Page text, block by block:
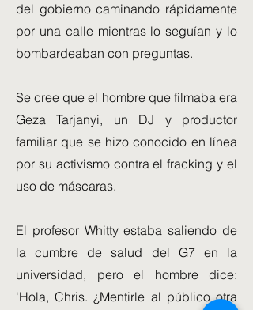
del gobierno caminando rápidamente
por una calle mientras lo seguían y lo
bombardeaban con preguntas.
Se cree que el hombre que filmaba era
Geza Tarjanyi, un DJ y productor
familiar que se hizo conocido en línea
por su activismo contra el fracking y el
uso de máscaras.
El profesor Whitty estaba saliendo de
la cumbre de salud del G7 en la
universidad, pero el hombre dice:
'Hola, Chris. ¿Mentirle al público otra